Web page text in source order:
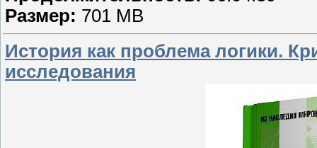
Размер: 701 MB
История как проблема логики.
исследования